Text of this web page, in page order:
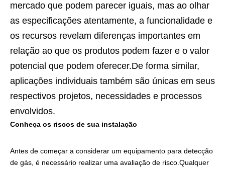
mercado que podem parecer iguais, mas ao olhar
as especificações atentamente, a funcionalidade e
os recursos revelam diferenças importantes em
relação ao que os produtos podem fazer e o valor
potencial que podem oferecer.De forma similar,
aplicações individuais também são únicas em seus
respectivos projetos, necessidades e processos
envolvidos.
Conheça os riscos de sua instalação
Antes de começar a considerar um equipamento para detecção
de gás, é necessário realizar uma avaliação de risco.Qualquer